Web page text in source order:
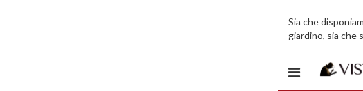
Sia che
giardino, sia che